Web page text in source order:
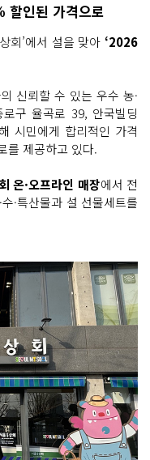
할인된 가격으로
회’에서 설을 맞아 ‘2026
신뢰할 수 있는 우수 농·
로구 율곡로 39, 안국빌딩
시민에게 합리적인 가격
를 제공하고 있다.
온·오프라인 매장에서 전
·특산물과 설 선물세트를